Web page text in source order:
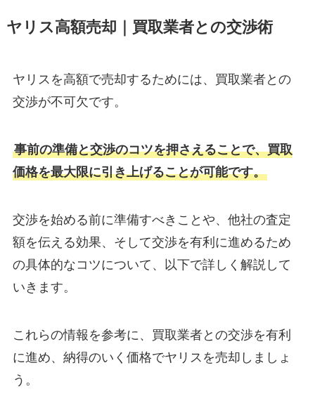
ヤリス高額売却｜買取業者との交渉術
ヤリスを高額で売却するためには、買取業者との
交渉が不可欠です。
事前の準備と交渉のコツを押さえることで、買取
価格を最大限に引き上げることが可能です。
交渉を始める前に準備すべきことや、他社の査定
額を伝える効果、そして交渉を有利に進めるため
の具体的なコツについて、以下で詳しく解説して
いきます。
これらの情報を参考に、買取業者との交渉を有利
に進め、納得のいく価格でヤリスを売却しましょ
う。